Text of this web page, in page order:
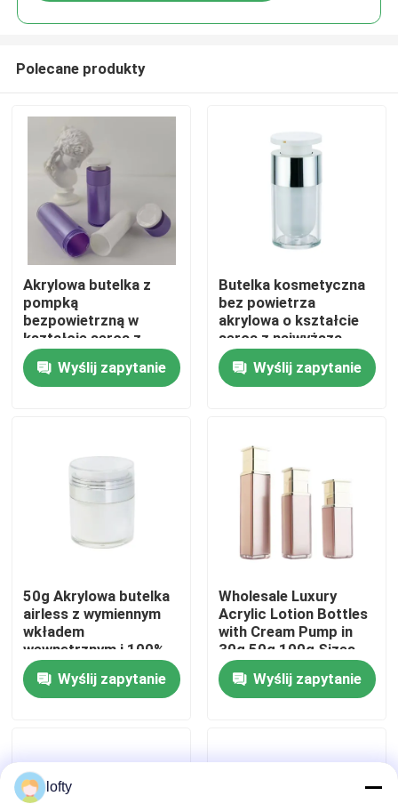
Dom
Produkty
O nas
Skontaktuj się z nami
Aktualności
Mini Rozpylacz
Polecane produkty
Akrylowa butelka z
pompką
bezpowietrzną w
kształcie serca z
niestandardowym
nadrukiem
sitodrukowym i
Wyślij zapytanie
Butelka kosmetyczna
bez powietrza
akrylowa o kształcie
serca z najwyższą
jakością do pielęgnacji
skóry
Dostosowywalna do
Wyślij zapytanie
50g Akrylowa butelka
airless z wymiennym
wkładem
wewnętrznym i 100%
ewakuacją dla
opakowań
kosmetyków premium
Wyślij zapytanie
Wholesale Luxury
Acrylic Lotion Bottles
with Cream Pump in
30g 50g 100g Sizes
for Cosmetic
PackagingWyślij zapytanie
lofty